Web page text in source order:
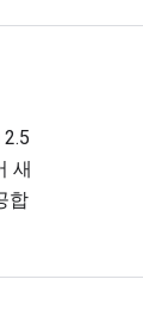
새
합